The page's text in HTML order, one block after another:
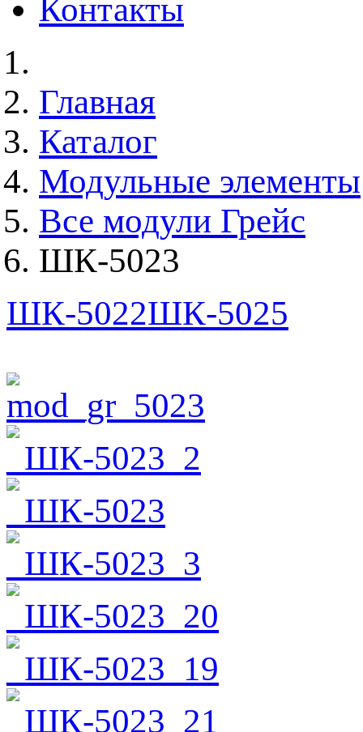
Контакты
Главная
Каталог
Модульные элементы
Все модули Грейс
ШК-5023
ШК-5022ШК-5025